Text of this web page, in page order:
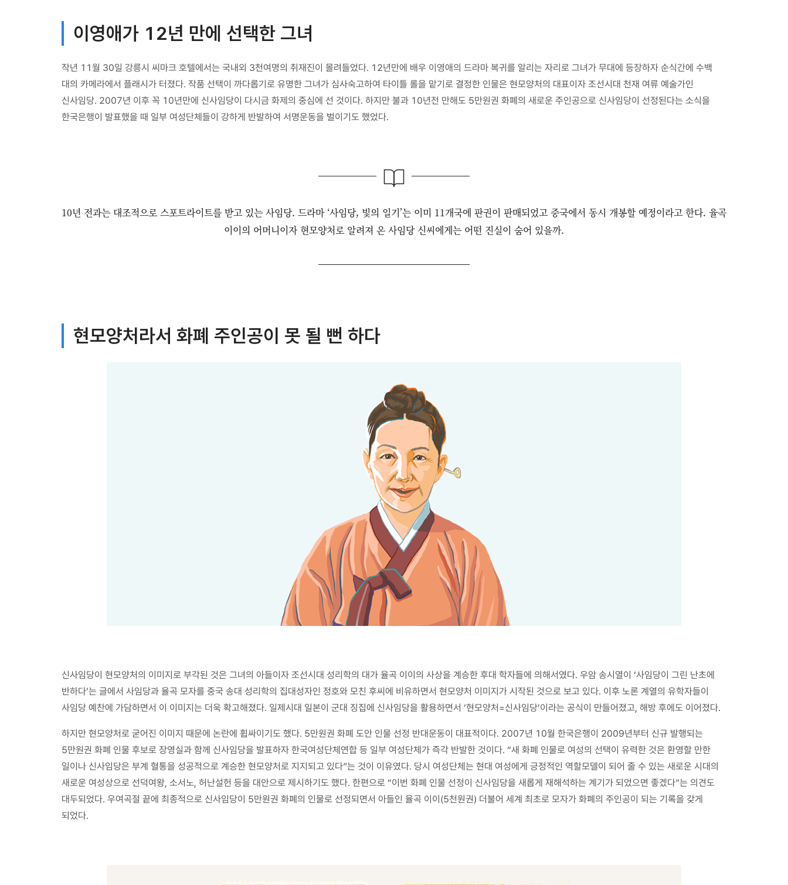
이영애가 12년 만에 선택한 그녀
작년 11월 30일 강릉시 씨마크 호텔에서는 국내외 3천여명의 취재진이 몰려들었다. 12년만에 배우 이영애의 드라마 복귀를 알리는 자리로 그녀가 무대에 등장하자 순식간에 수백
대의 카메라에서 플래시가 터졌다. 작품 선택이 까다롭기로 유명한 그녀가 심사숙고하여 타이틀 롤을 맡기로 결정한 인물은 현모양처의 대표이자 조선시대 천재 여류 예술가인
신사임당. 2007년 이후 꼭 10년만에 신사임당이 다시금 화제의 중심에 선 것이다. 하지만 불과 10년전 만해도 5만원권 화폐의 새로운 주인공으로 신사임당이 선정된다는 소식을
한국은행이 발표했을 때 일부 여성단체들이 강하게 반발하여 서명운동을 벌이기도 했었다.
10년 전과는 대조적으로 스포트라이트를 받고 있는 사임당. 드라마 ‘사임당, 빛의 일기’는 이미 11개국에 판권이 판매되었고 중국에서 동시 개봉할 예정이라고 한다. 율곡
이이의 어머니이자 현모양처로 알려져 온 사임당 신씨에게는 어떤 진실이 숨어 있을까.
현모양처라서 화폐 주인공이 못 될 뻔 하다
신사임당이 현모양처의 이미지로 부각된 것은 그녀의 아들이자 조선시대 성리학의 대가 율곡 이이의 사상을 계승한 후대 학자들에 의해서였다. 우암 송시열이 ‘사임당이 그린 난초에
반하다’는 글에서 사임당과 율곡 모자를 중국 송대 성리학의 집대성자인 정호와 모친 후씨에 비유하면서 현모양처 이미지가 시작된 것으로 보고 있다. 이후 노론 계열의 유학자들이
사임당 예찬에 가담하면서 이 이미지는 더욱 확고해졌다. 일제시대 일본이 군대 징집에 신사임당을 활용하면서 ‘현모양처=신사임당’이라는 공식이 만들어졌고, 해방 후에도 이어졌다.
하지만 현모양처로 굳어진 이미지 때문에 논란에 휩싸이기도 했다. 5만원권 화폐 도안 인물 선정 반대운동이 대표적이다. 2007년 10월 한국은행이 2009년부터 신규 발행되는
5만원권 화폐 인물 후보로 장영실과 함께 신사임당을 발표하자 한국여성단체연합 등 일부 여성단체가 즉각 반발한 것이다. “새 화폐 인물로 여성의 선택이 유력한 것은 환영할 만한
일이나 신사임당은 부계 혈통을 성공적으로 계승한 현모양처로 지지되고 있다”는 것이 이유였다. 당시 여성단체는 현대 여성에게 긍정적인 역할모델이 되어 줄 수 있는 새로운 시대의
새로운 여성상으로 선덕여왕, 소서노, 허난설헌 등을 대안으로 제시하기도 했다. 한편으로 “이번 화폐 인물 선정이 신사임당을 새롭게 재해석하는 계기가 되었으면 좋겠다”는 의견도
대두되었다. 우여곡절 끝에 최종적으로 신사임당이 5만원권 화폐의 인물로 선정되면서 아들인 율곡 이이(5천원권) 더불어 세계 최초로 모자가 화폐의 주인공이 되는 기록을 갖게
되었다.